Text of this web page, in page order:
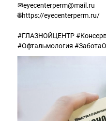
✉eyecenterperm@mail.ru
🌐https://eyecenterperm.ru/
#ГЛАЗНОЙЦЕНТР
#Офтальмология